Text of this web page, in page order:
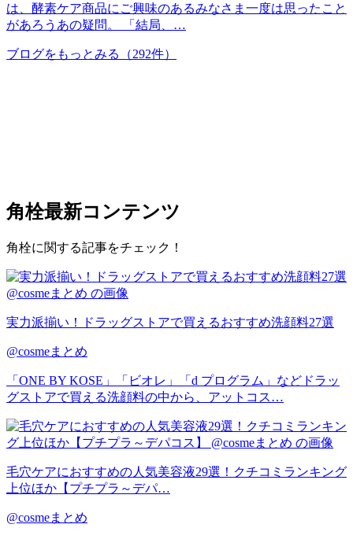
は、酵素ケア商品にご興味のあるみなさま一度は思ったこと
があろうあの疑問。 「結局、…
ブログをもっとみる （292件）
角栓最新コンテンツ
角栓に関する記事をチェック！
実力派揃い！ドラッグストアで買えるおすすめ洗顔料27選
@cosmeまとめ
「ONE BY KOSE」「ビオレ」「d プログラム」などドラッ
グストアで買える洗顔料の中から、アットコス…
毛穴ケアにおすすめの人気美容液29選！クチコミランキング
上位ほか【プチプラ～デパ…
@cosmeまとめ